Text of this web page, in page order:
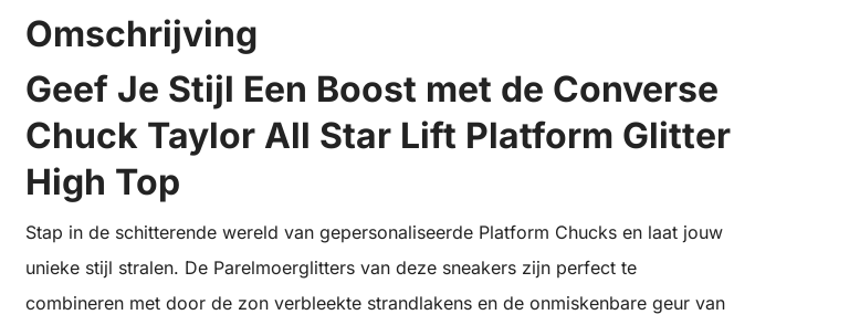
Omschrijving
Geef Je Stijl Een Boost met de Converse
Chuck Taylor All Star Lift Platform Glitter
High Top
Stap in de schitterende wereld van gepersonaliseerde Platform Chucks en laat jouw
unieke stijl stralen. De Parelmoerglitters van deze sneakers zijn perfect te
combineren met door de zon verbleekte strandlakens en de onmiskenbare geur van